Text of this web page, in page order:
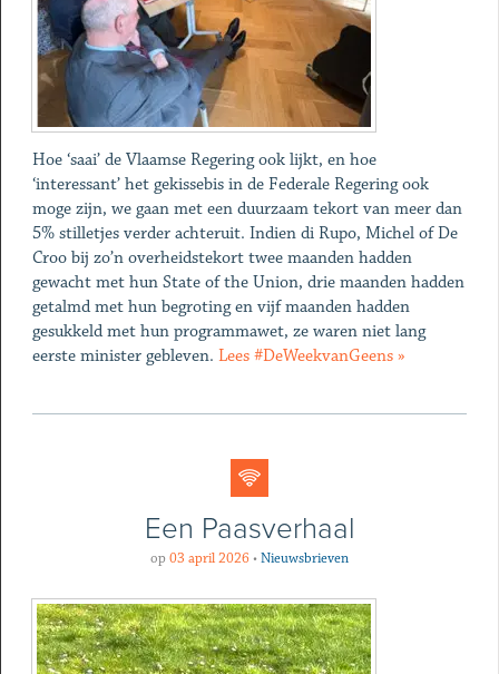
Hoe ‘saai’ de Vlaamse Regering ook lijkt, en hoe
‘interessant’ het gekissebis in de Federale Regering ook
moge zijn, we gaan met een duurzaam tekort van meer dan
5% stilletjes verder achteruit. Indien di Rupo, Michel of De
Croo bij zo’n overheidstekort twee maanden hadden
gewacht met hun State of the Union, drie maanden hadden
getalmd met hun begroting en vijf maanden hadden
gesukkeld met hun programmawet, ze waren niet lang
eerste minister gebleven. Lees #DeWeekvanGeens »
Een Paasverhaal
op03 april 2026•Nieuwsbrieven